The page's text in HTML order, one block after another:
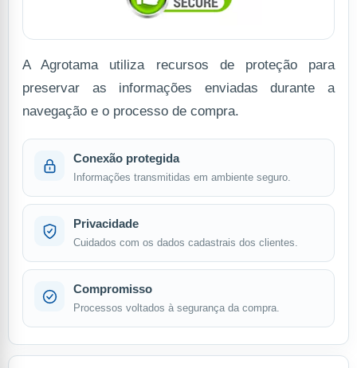
A Agrotama utiliza recursos de proteção para
preservar as informações enviadas durante a
navegação e o processo de compra.
Conexão protegida
Informações transmitidas em ambiente seguro.
Privacidade
Cuidados com os dados cadastrais dos clientes.
Compromisso
Processos voltados à segurança da compra.